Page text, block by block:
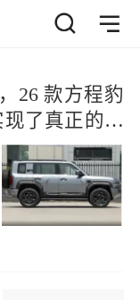
26 款方程豹
了真正的全